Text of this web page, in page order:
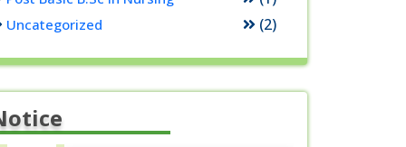
Uncategorized (2)